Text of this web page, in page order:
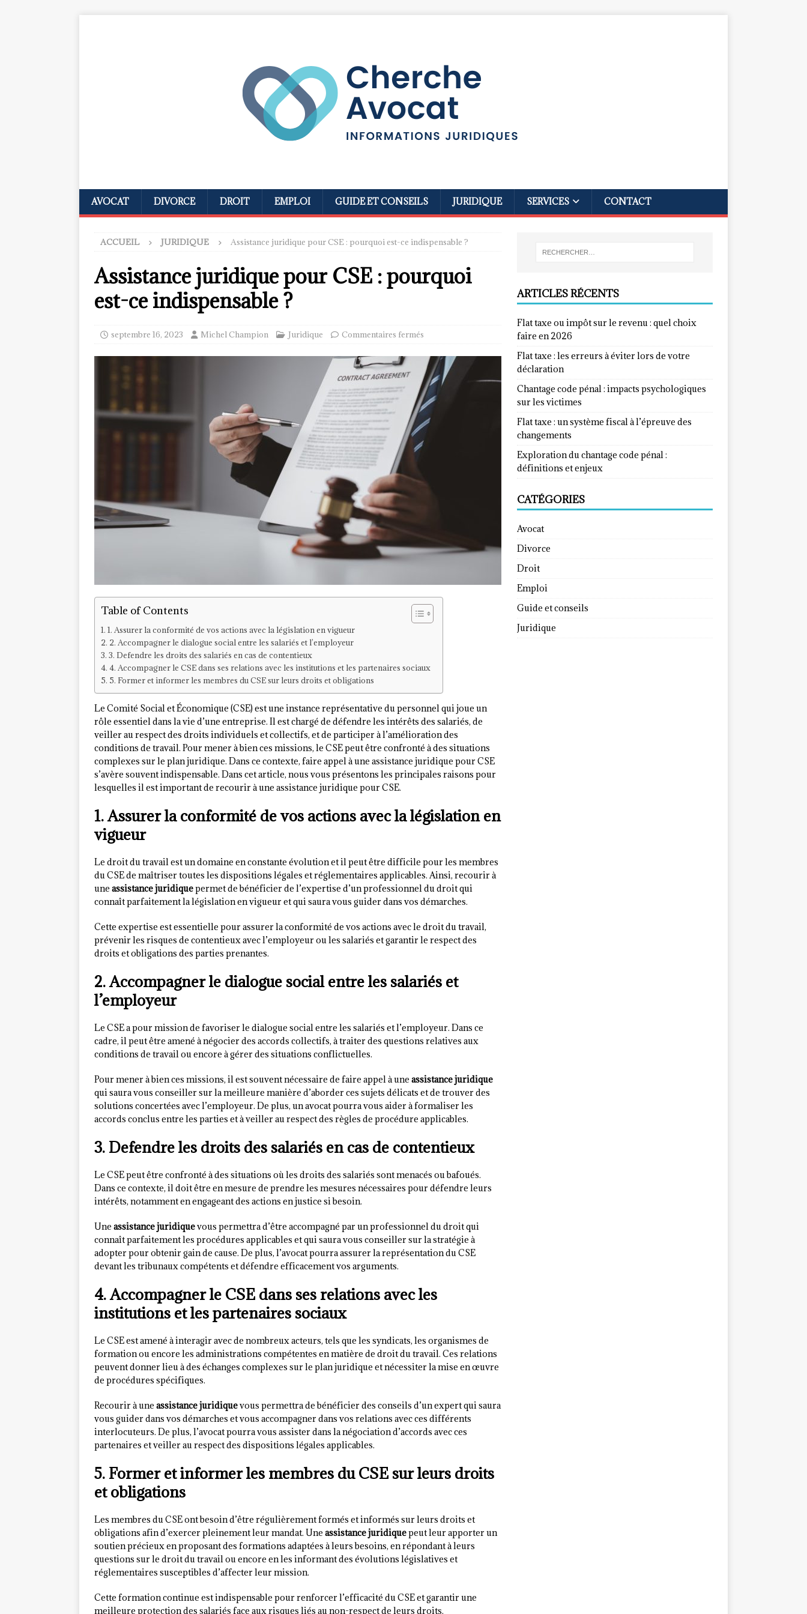
AVOCAT DIVORCE DROIT EMPLOI GUIDE ET CONSEILS JURIDIQUE SERVICES CONTACT
ACCUEIL JURIDIQUE Assistance juridique pour CSE : pourquoi est-ce indispensable ?
Assistance juridique pour CSE : pourquoi
est-ce indispensable ?
septembre 16, 2023 Michel Champion Juridique Commentaires fermés
Table of Contents
1. Assurer la conformité de vos actions avec la législation en vigueur
2. Accompagner le dialogue social entre les salariés et l’employeur
3. Defendre les droits des salariés en cas de contentieux
4. Accompagner le CSE dans ses relations avec les institutions et les partenaires sociaux
5. Former et informer les membres du CSE sur leurs droits et obligations
Le Comité Social et Économique (CSE) est une instance représentative du personnel qui joue un
rôle essentiel dans la vie d’une entreprise. Il est chargé de défendre les intérêts des salariés, de
veiller au respect des droits individuels et collectifs, et de participer à l’amélioration des
conditions de travail. Pour mener à bien ces missions, le CSE peut être confronté à des situations
complexes sur le plan juridique. Dans ce contexte, faire appel à une assistance juridique pour CSE
s’avère souvent indispensable. Dans cet article, nous vous présentons les principales raisons pour
lesquelles il est important de recourir à une assistance juridique pour CSE.
1. Assurer la conformité de vos actions avec la législation en
vigueur
Le droit du travail est un domaine en constante évolution et il peut être difficile pour les membres
du CSE de maîtriser toutes les dispositions légales et réglementaires applicables. Ainsi, recourir à
une assistance juridiquepermet de bénéficier de l’expertise d’un professionnel du droit qui
connaît parfaitement la législation en vigueur et qui saura vous guider dans vos démarches.
Cette expertise est essentielle pour assurer la conformité de vos actions avec le droit du travail,
prévenir les risques de contentieux avec l’employeur ou les salariés et garantir le respect des
droits et obligations des parties prenantes.
2. Accompagner le dialogue social entre les salariés et
l’employeur
Le CSE a pour mission de favoriser le dialogue social entre les salariés et l’employeur. Dans ce
cadre, il peut être amené à négocier des accords collectifs, à traiter des questions relatives aux
conditions de travail ou encore à gérer des situations conflictuelles.
Pour mener à bien ces missions, il est souvent nécessaire de faire appel à une assistance juridique
qui saura vous conseiller sur la meilleure manière d’aborder ces sujets délicats et de trouver des
solutions concertées avec l’employeur. De plus, un avocat pourra vous aider à formaliser les
accords conclus entre les parties et à veiller au respect des règles de procédure applicables.
3. Defendre les droits des salariés en cas de contentieux
Le CSE peut être confronté à des situations où les droits des salariés sont menacés ou bafoués.
Dans ce contexte, il doit être en mesure de prendre les mesures nécessaires pour défendre leurs
intérêts, notamment en engageant des actions en justice si besoin.
Une assistance juridiquevous permettra d’être accompagné par un professionnel du droit qui
connaît parfaitement les procédures applicables et qui saura vous conseiller sur la stratégie à
adopter pour obtenir gain de cause. De plus, l’avocat pourra assurer la représentation du CSE
devant les tribunaux compétents et défendre efficacement vos arguments.
4. Accompagner le CSE dans ses relations avec les
institutions et les partenaires sociaux
Le CSE est amené à interagir avec de nombreux acteurs, tels que les syndicats, les organismes de
formation ou encore les administrations compétentes en matière de droit du travail. Ces relations
peuvent donner lieu à des échanges complexes sur le plan juridique et nécessiter la mise en œuvre
de procédures spécifiques.
Recourir à une assistance juridiquevous permettra de bénéficier des conseils d’un expert qui saura
vous guider dans vos démarches et vous accompagner dans vos relations avec ces différents
interlocuteurs. De plus, l’avocat pourra vous assister dans la négociation d’accords avec ces
partenaires et veiller au respect des dispositions légales applicables.
5. Former et informer les membres du CSE sur leurs droits
et obligations
Les membres du CSE ont besoin d’être régulièrement formés et informés sur leurs droits et
obligations afin d’exercer pleinement leur mandat. Une assistance juridiquepeut leur apporter un
soutien précieux en proposant des formations adaptées à leurs besoins, en répondant à leurs
questions sur le droit du travail ou encore en les informant des évolutions législatives et
réglementaires susceptibles d’affecter leur mission.
Cette formation continue est indispensable pour renforcer l’efficacité du CSE et garantir une
meilleure protection des salariés face aux risques liés au non-respect de leurs droits.
ARTICLES RÉCENTS
Flat taxe ou impôt sur le revenu : quel choix
faire en 2026
Flat taxe : les erreurs à éviter lors de votre
déclaration
Chantage code pénal : impacts psychologiques
sur les victimes
Flat taxe : un système fiscal à l’épreuve des
changements
Exploration du chantage code pénal :
définitions et enjeux
CATÉGORIES
Avocat
Divorce
Droit
Emploi
Guide et conseils
Juridique